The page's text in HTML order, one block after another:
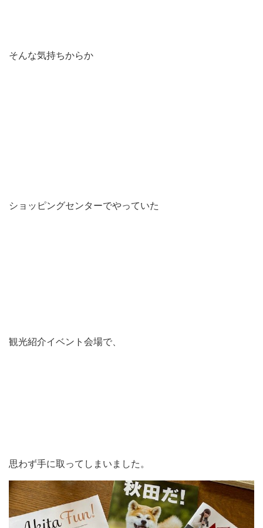
そんな気持ちからか
ショッピングセンターでやっていた
観光紹介イベント会場で、
思わず手に取ってしまいました。